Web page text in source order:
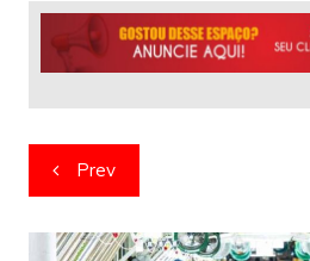
Navegação
de
artigos
Prev